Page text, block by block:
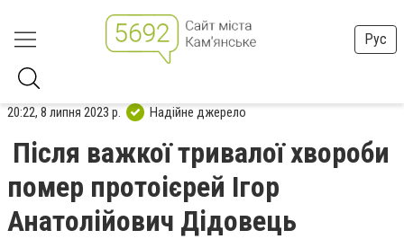
Рус
20:22, 8 липня 2023 р. Надійне джерело
Після важкої тривалої хвороби
помер протоієрей Ігор
Анатолійович Дідовець